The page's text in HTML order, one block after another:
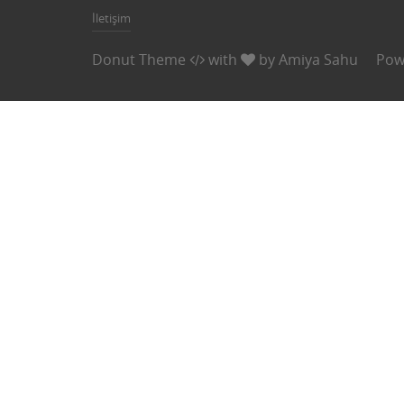
İletişim
Donut Theme with byAmiya Sahu